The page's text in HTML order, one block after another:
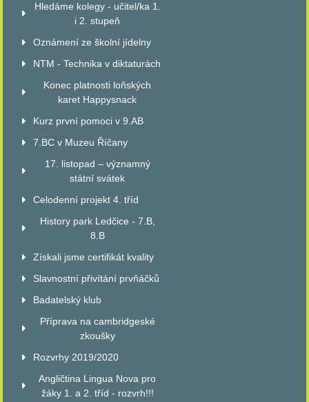
Hledáme kolegy - učitel/ka 1.
i 2. stupeň
Oznámení ze školní jídelny
NTM - Technika v diktaturách
Konec platnosti loňských
karet Happysnack
Kurz první pomoci v 9.AB
7.BC v Muzeu Říčany
17. listopad – významný
státní svátek
Celodenní projekt 4. tříd
History park Ledčice - 7.B,
8.B
Získali jsme certifikát kvality
Slavnostní přivítání prvňáčků
Badatelský klub
Příprava na cambridgeské
zkoušky
Rozvrhy 2019/2020
Angličtina Lingua Nova pro
žáky 1. a 2. tříd - rozvrh!!!